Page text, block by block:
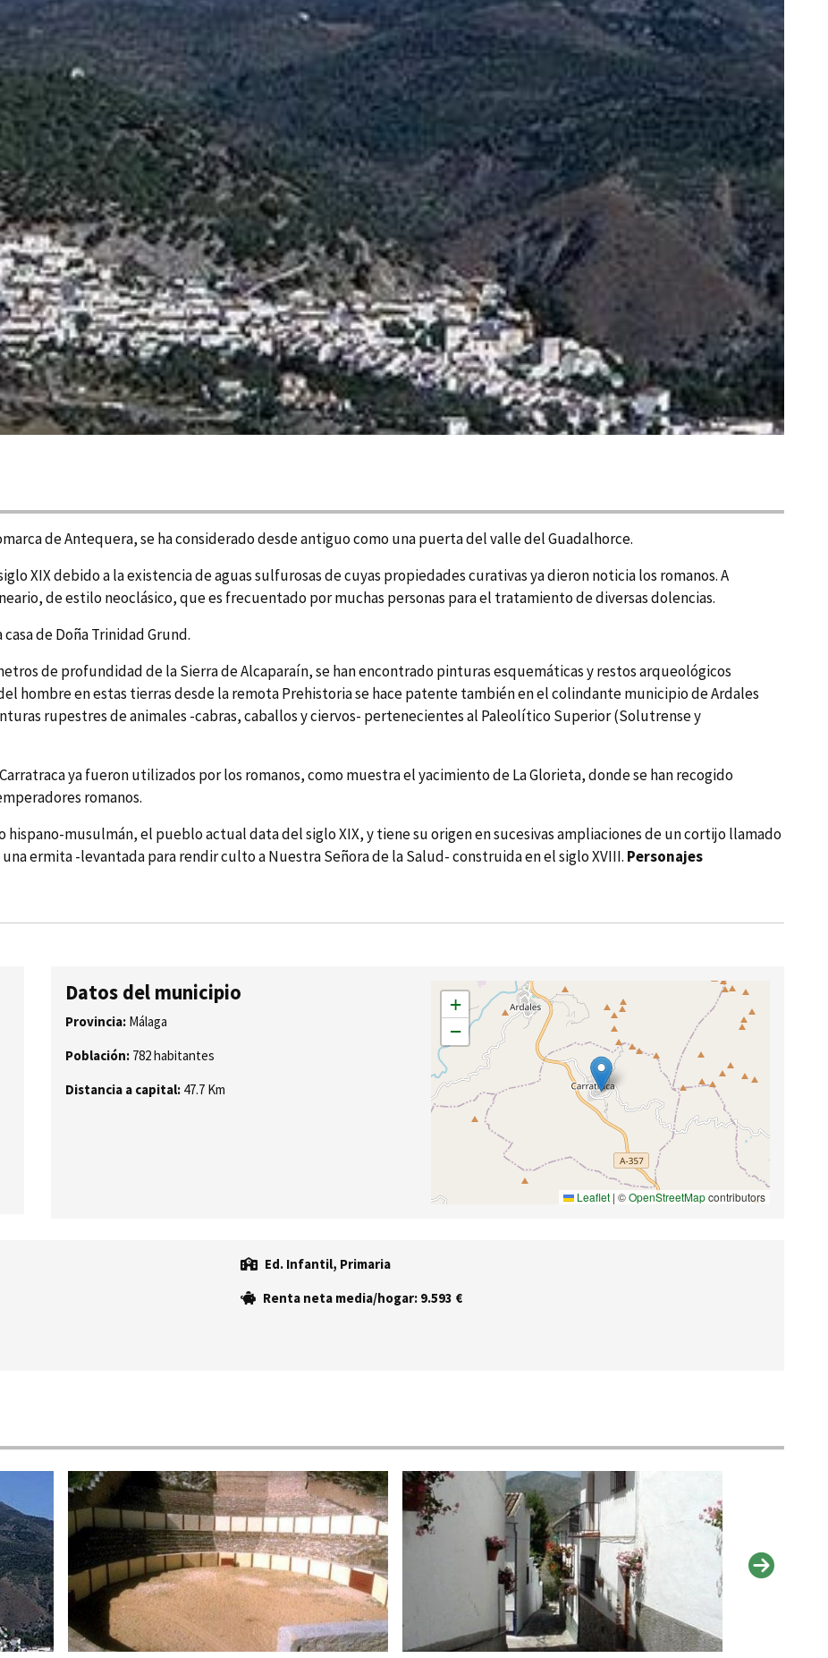
de Antequera, se ha considerado desde antiguo como una puerta del valle del Guadalhorce.
XIX debido a la existencia de aguas sulfurosas de cuyas propiedades curativas ya dieron noticia los romanos. A
de estilo neoclásico, que es frecuentado por muchas personas para el tratamiento de diversas dolencias.
de Doña Trinidad Grund.
de profundidad de la Sierra de Alcaparaí­n, se han encontrado pinturas esquemáticas y restos arqueológicos
hombre en estas tierras desde la remota Prehistoria se hace patente también en el colindante municipio de Ardales
rupestres de animales -cabras, caballos y ciervos- pertenecientes al Paleolí­tico Superior (Solutrense y
ya fueron utilizados por los romanos, como muestra el yacimiento de La Glorieta, donde se han recogido
romanos.
musulmán, el pueblo actual data del siglo XIX, y tiene su origen en sucesivas ampliaciones de un cortijo llamado
ermita -levantada para rendir culto a Nuestra Señora de la Salud- construida en el siglo XVIII. Personajes
Datos del municipio
Provincia: Málaga
Población:782 habitantes
Distancia a capital: 47.7 Km
+
−
Leaflet | ©OpenStreetMapcontributors
Ed. Infantil, Primaria
Renta neta media/hogar: 9.593 €